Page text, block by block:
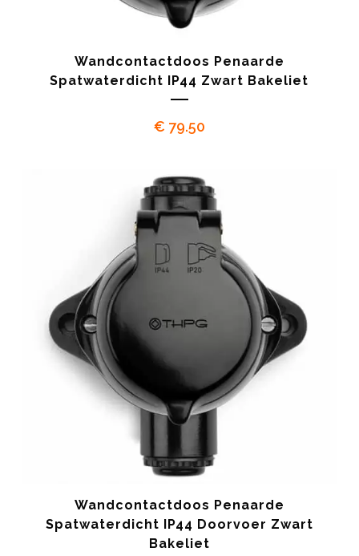
Wandcontactdoos Penaarde
Spatwaterdicht IP44 Zwart Bakeliet
€ 79.50
Wandcontactdoos Penaarde
Spatwaterdicht IP44 Doorvoer Zwart
Bakeliet